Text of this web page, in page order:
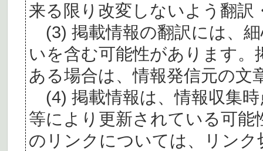
来る限り改変しないよう翻訳
(3) 掲載情報の翻訳には、
いを含む可能性があります。
ある場合は、情報発信元の文
(4) 掲載情報は、情報収集
等により更新されている可
のリンクについては、リン